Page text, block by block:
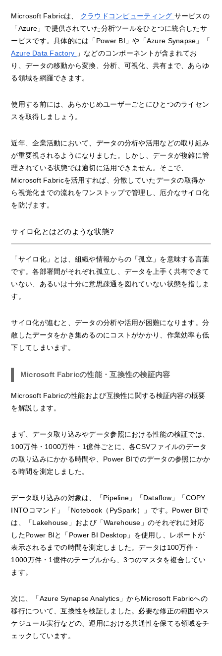
Microsoft Fabricは、 クラウドコンピューティング サービスの
「Azure」で提供されていた分析ツールをひとつに統合したサ
ービスです。具体的には「Power BI」や「Azure Synapse」「
Azure Data Factory
」などのコンポーネントが含まれてお
り、データの移動から変換、分析、可視化、共有まで、あらゆ
る領域を網羅できます。
使用する前には、あらかじめユーザーごとにひとつのライセン
スを取得しましょう。
近年、企業活動において、データの分析や活用などの取り組み
が重要視されるようになりました。しかし、データが複雑に管
理されている状態では適切に活用できません。そこで、
Microsoft Fabricを活用すれば、分散していたデータの取得か
ら視覚化までの流れをワンストップで管理し、厄介なサイロ化
を防げます。
サイロ化とはどのような状態?
「サイロ化」とは、組織や情報からの「孤立」を意味する言葉
です。各部署間がそれぞれ孤立し、データを上手く共有できて
いない、あるいは十分に意思疎通を図れていない状態を指しま
す。
サイロ化が進むと、データの分析や活用が困難になります。分
散したデータをかき集めるのにコストがかかり、作業効率も低
下してしまいます。
Microsoft Fabricの性能・互換性の検証内容
Microsoft Fabricの性能および互換性に関する検証内容の概要
を解説します。
まず、データ取り込みやデータ参照における性能の検証では、
100万件・1000万件・1億件ごとに、各CSVファイルのデータ
の取り込みにかかる時間や、Power BIでのデータの参照にかか
る時間を測定しました。
データ取り込みの対象は、「Pipeline」「Dataflow」「COPY
INTOコマンド」「Notebook（PySpark）」です。Power BIで
は、「Lakehouse」および「Warehouse」のそれぞれに対応
したPower BIと「Power BI Desktop」を使用し、レポートが
表示されるまでの時間を測定しました。データは100万件・
1000万件・1億件のテーブルから、3つのマスタを複合してい
ます。
次に、「Azure Synapse Analytics」からMicrosoft Fabricへの
移行について、互換性を検証しました。必要な修正の範囲やス
ケジュール実行などの、運用における共通性を保てる領域をチ
ェックしています。